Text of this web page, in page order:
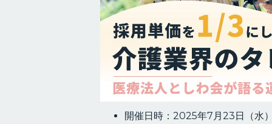
開催日時：2025年7月23日（水